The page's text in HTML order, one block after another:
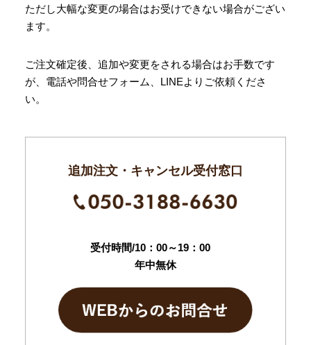
ただし大幅な変更の場合はお受けできない場合がござい
ます。
ご注文確定後、追加や変更をされる場合はお手数です
が、電話や問合せフォーム、LINEよりご依頼くださ
い。
追加注文・キャンセル受付窓口
受付時間/10：00～19：00
年中無休